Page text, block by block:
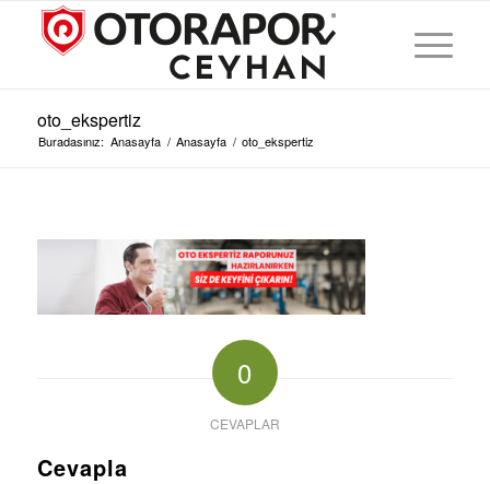
oto_ekspertiz
Buradasınız: Anasayfa / Anasayfa / oto_ekspertiz
0
CEVAPLAR
Cevapla